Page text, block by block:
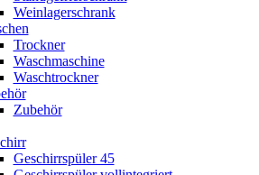
Weinlagerschrank
Trockner
Waschmaschine
Waschtrockner
Zubehör
Geschirrspüler 45